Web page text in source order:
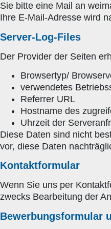
Sie bitte eine Mail an
Ihre E-Mail-Adresse wird
Server-Log-Files
Der Provider der Seiten
Browsertyp/
verwendetes
Referrer URL
Hostname des
Uhrzeit der
Diese Daten sind nicht
vor, diese Daten
Kontaktformular
Wenn Sie uns per
zwecks Bearbeitung der
Bewerbungsformular